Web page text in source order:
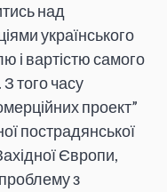
над
українського
і вартістю самого
того часу
проект”
пострадянської
Європи,
з